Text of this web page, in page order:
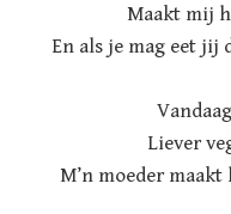
Maakt mij
En als je mag eet jij
Liever
M’n moeder